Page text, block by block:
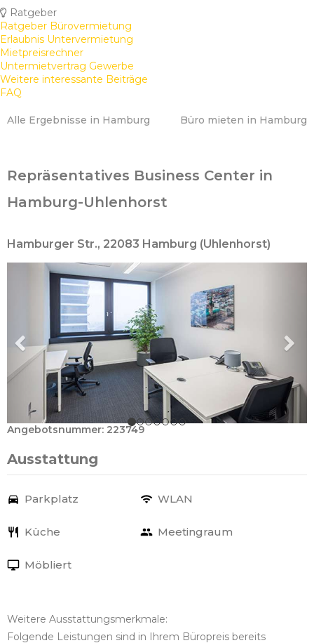
Ratgeber
Ratgeber Bürovermietung
Erlaubnis Untervermietung
Mietpreisrechner
Untermietvertrag Gewerbe
Weitere interessante Beiträge
FAQ
Alle Ergebnisse in Hamburg Büro mieten in Hamburg
Repräsentatives Business Center in
Hamburg-Uhlenhorst
Hamburger Str., 22083 Hamburg (Uhlenhorst)
Angebotsnummer: 223749
Ausstattung
Parkplatz WLAN
Küche Meetingraum
Möbliert
Weitere Ausstattungsmerkmale:
Folgende Leistungen sind in Ihrem Büropreis bereits